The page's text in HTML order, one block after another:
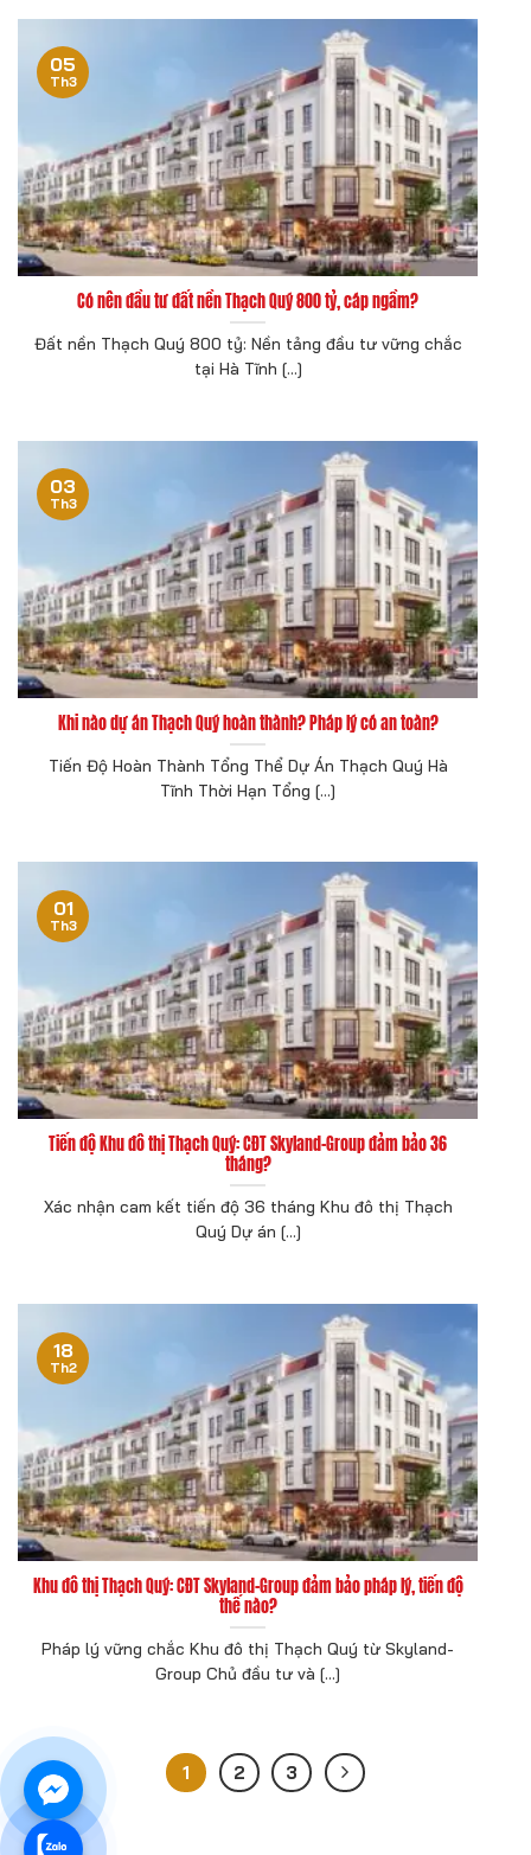
Có nên đầu tư đất nền Thạch Quý 800 tỷ, cáp ngầm?
Đất nền Thạch Quý 800 tỷ: Nền tảng đầu tư vững chắc
tại Hà Tĩnh [...]
05
Th3
Khi nào dự án Thạch Quý hoàn thành? Pháp lý có an toàn?
Tiến Độ Hoàn Thành Tổng Thể Dự Án Thạch Quý Hà
Tĩnh Thời Hạn Tổng [...]
03
Th3
Tiến độ Khu đô thị Thạch Quý: CĐT Skyland-Group đảm bảo 36
tháng?
Xác nhận cam kết tiến độ 36 tháng Khu đô thị Thạch
Quý Dự án [...]
01
Th3
Khu đô thị Thạch Quý: CĐT Skyland-Group đảm bảo pháp lý, tiến độ
thế nào?
Pháp lý vững chắc Khu đô thị Thạch Quý từ Skyland-
Group Chủ đầu tư và [...]
18
Th2
1 2 3